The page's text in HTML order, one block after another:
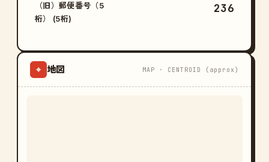
（旧）郵便番号（5
桁） (5桁)
236
⌖ 地図 MAP · CENTROID (approx)